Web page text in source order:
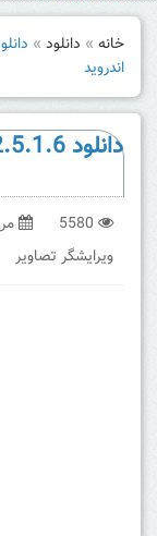
خانه » دانلود »
اندروید
5580
ویرایشگر تصاویر